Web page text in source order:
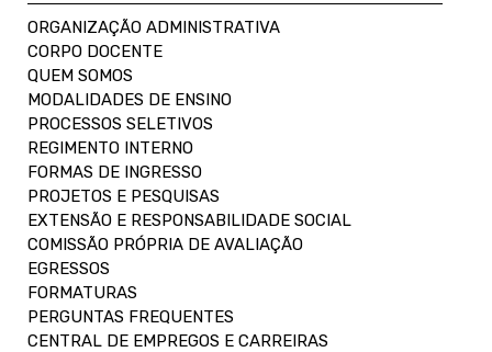
ORGANIZAÇÃO ADMINISTRATIVA
CORPO DOCENTE
QUEM SOMOS
MODALIDADES DE ENSINO
PROCESSOS SELETIVOS
REGIMENTO INTERNO
FORMAS DE INGRESSO
PROJETOS E PESQUISAS
EXTENSÃO E RESPONSABILIDADE SOCIAL
COMISSÃO PRÓPRIA DE AVALIAÇÃO
EGRESSOS
FORMATURAS
PERGUNTAS FREQUENTES
CENTRAL DE EMPREGOS E CARREIRAS